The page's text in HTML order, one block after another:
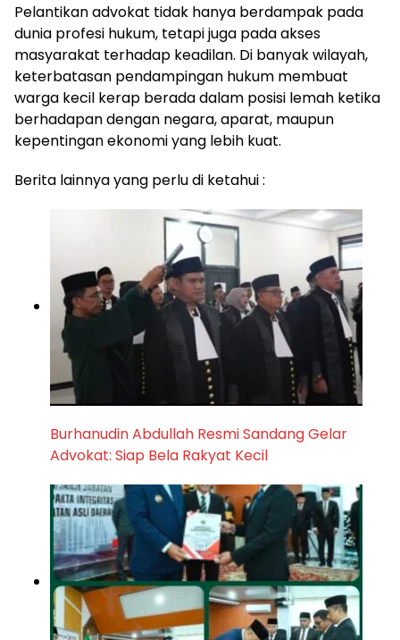
Pelantikan advokat tidak hanya berdampak pada
dunia profesi hukum, tetapi juga pada akses
masyarakat terhadap keadilan. Di banyak wilayah,
keterbatasan pendampingan hukum membuat
warga kecil kerap berada dalam posisi lemah ketika
berhadapan dengan negara, aparat, maupun
kepentingan ekonomi yang lebih kuat.
Berita lainnya yang perlu di ketahui :
Burhanudin Abdullah Resmi Sandang Gelar
Advokat: Siap Bela Rakyat Kecil